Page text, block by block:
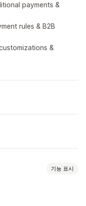
payments &
rules & B2B
&
기능 표시